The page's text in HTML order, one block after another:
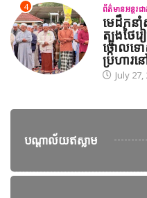
4 ព័ត៌មានអន្តរជ
មេដឹកន
ត្បូងថៃ
ថ្កោលទ
ប្រហារន
July 27,
បណ្តាល័យឥស្លាម